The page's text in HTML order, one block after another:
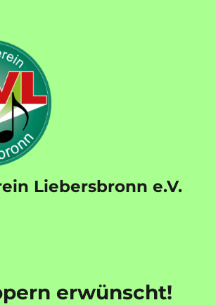
Liebersbronn e.V.
erwünscht!